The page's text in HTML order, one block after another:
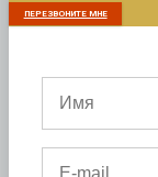
ПЕРЕЗВОНИТЕ МНЕ